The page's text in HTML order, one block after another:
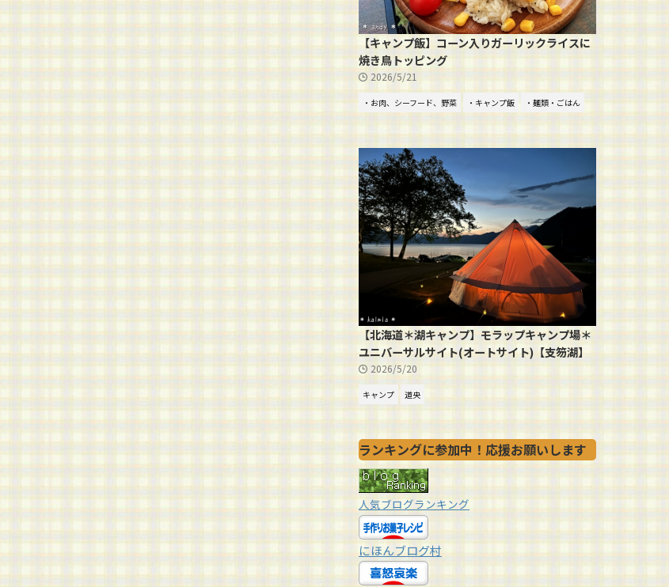
【キャンプ飯】コーン入りガーリックライスに
焼き鳥トッピング
2026/5/21
・お肉、シーフード、野菜 ・キャンプ飯 ・麺類・ごはん
【北海道＊湖キャンプ】モラップキャンプ場＊
ユニバーサルサイト(オートサイト)【支笏湖】
2026/5/20
キャンプ 道央
ランキングに参加中！応援お願いします
人気ブログランキング
にほんブログ村